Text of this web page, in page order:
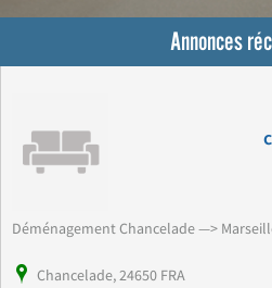
Annonces
Déménagement Chancelade —>
Chancelade, 24650 FRA